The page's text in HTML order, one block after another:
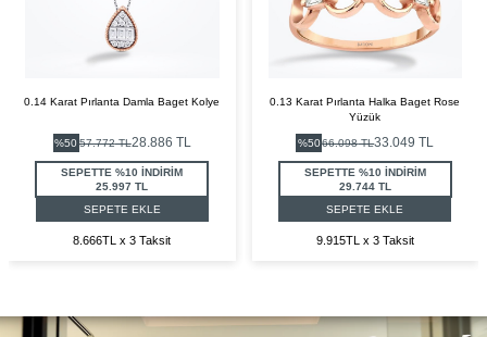
0.14 Karat Pırlanta Damla Baget Kolye
%5057.772TL28.886 TL
SEPETTE %10 İNDİRİM
25.997 TL
SEPETE EKLE
8.666TL x 3 Taksit
0.13 Karat Pırlanta Halka Baget Rose
Yüzük
%5066.098TL33.049 TL
SEPETTE %10 İNDİRİM
29.744 TL
SEPETE EKLE
9.915TL x 3 Taksit